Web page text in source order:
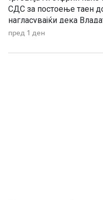
СДС за постоење таен
нагласувајќи дека
утврдените државни
идентитетот, јазикот и
пред 1 ден